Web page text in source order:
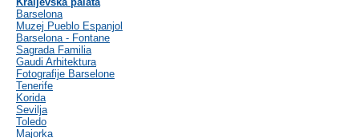
Barselona
Muzej Pueblo Espanjol
Barselona - Fontane
Sagrada Familia
Gaudi Arhitektura
Fotografije Barselone
Tenerife
Korida
Sevilja
Toledo
Majorka